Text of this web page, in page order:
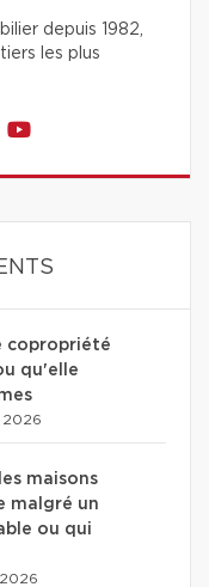
depuis 1982,
les plus
copropriété
qu'elle
maisons
malgré un
ou qui